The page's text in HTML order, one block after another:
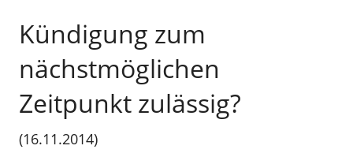
Kündigung zum
nächstmöglichen
Zeitpunkt zulässig?
(16.11.2014)